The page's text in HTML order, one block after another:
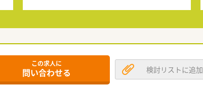
この求人に
問い合わせる 検討リストに追加